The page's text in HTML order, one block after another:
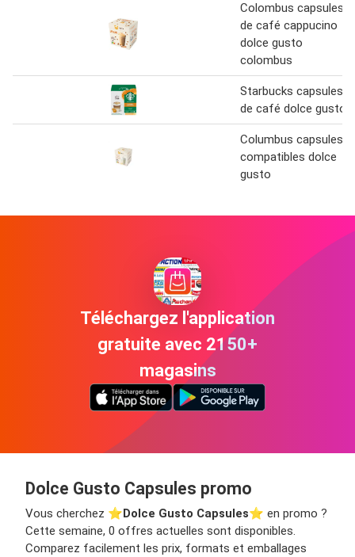
Colombus capsules
de café cappucino
dolce gusto
colombus
Starbucks capsules
de café dolce gusto
Columbus capsules
compatibles dolce
gusto
Téléchargez l'application
gratuite avec 2150+
magasins
Dolce Gusto Capsules promo
Vous cherchez ⭐️Dolce Gusto Capsules⭐️ en promo ?
Cette semaine, 0 offres actuelles sont disponibles.
Comparez facilement les prix, formats et emballages